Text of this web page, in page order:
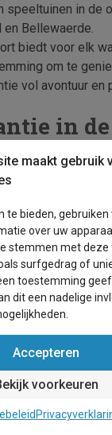
speeltuinen in de
Bellewaerde.
biedt voor elk
om te
vol avontuur en
in de
in
stad ligt
de IJzer, die
genieten van
en door de
die
lente en de zomer
bezaaid
najaar en de
Wist
van de
Europa is? Er zijn
maakt gebruik
te bieden,
over uw
stemmen met deze
surfgedrag of
toestemming
dit een nadelige
Accepteren
voorkeuren